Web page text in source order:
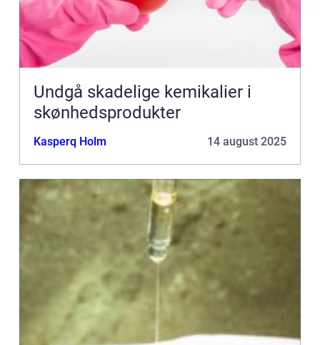
Undgå skadelige kemikalier i
skønhedsprodukter
Kasperq Holm 14 august 2025